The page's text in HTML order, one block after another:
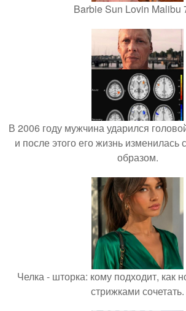
Barbie Sun Lovin Malibu
В 2006 году мужчина ударился
и после этого его жизнь
образом.
Челка - шторка: кому подходит, как
стрижками сочетать.